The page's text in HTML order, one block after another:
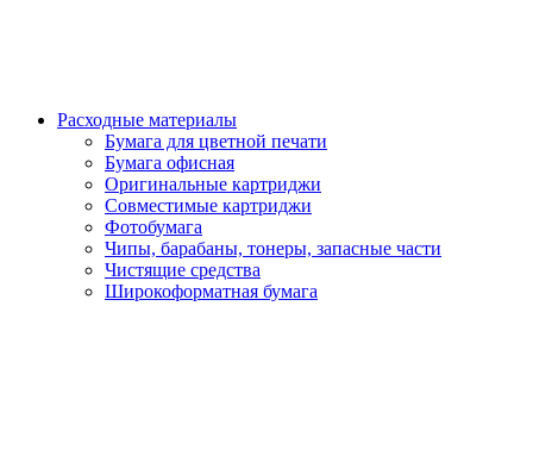
Расходные материалы
Бумага для цветной печати
Бумага офисная
Оригинальные картриджи
Совместимые картриджи
Фотобумага
Чипы, барабаны, тонеры, запасные части
Чистящие средства
Широкоформатная бумага